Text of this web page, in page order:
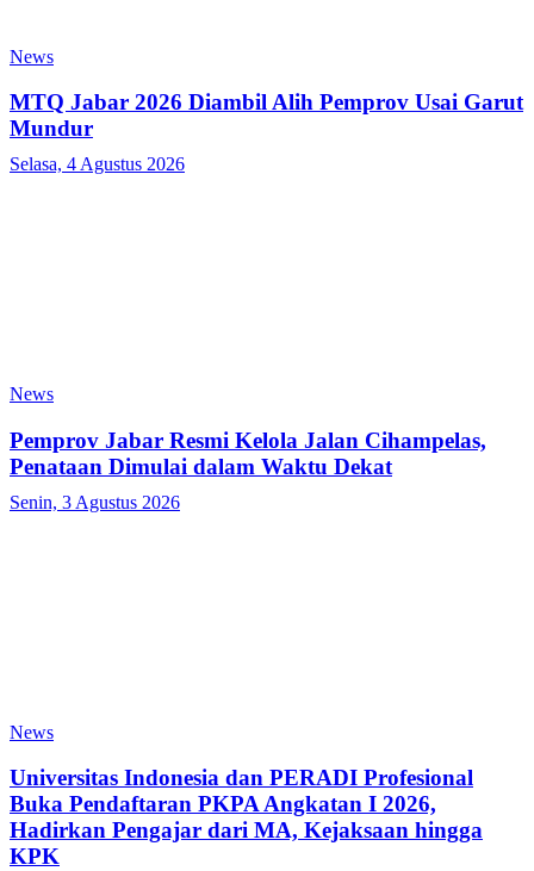
News
MTQ Jabar 2026 Diambil Alih Pemprov Usai Garut
Mundur
Selasa, 4 Agustus 2026
News
Pemprov Jabar Resmi Kelola Jalan Cihampelas,
Penataan Dimulai dalam Waktu Dekat
Senin, 3 Agustus 2026
News
Universitas Indonesia dan PERADI Profesional
Buka Pendaftaran PKPA Angkatan I 2026,
Hadirkan Pengajar dari MA, Kejaksaan hingga
KPK